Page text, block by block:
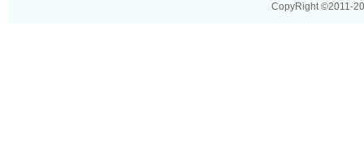
CopyRight ©2011-